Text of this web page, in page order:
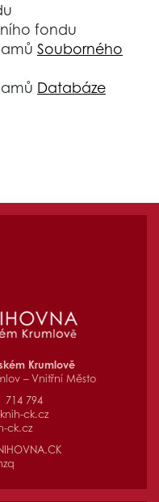
fondu
Souborného
Databáze
Krumlově
– Vnitřní Město
714 794
ck.cz
ck.cz